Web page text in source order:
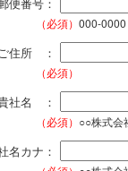
（必須） 000-0000
住所 ：
（必須）
社名 ：
（必須） ○○株式会
名カナ：